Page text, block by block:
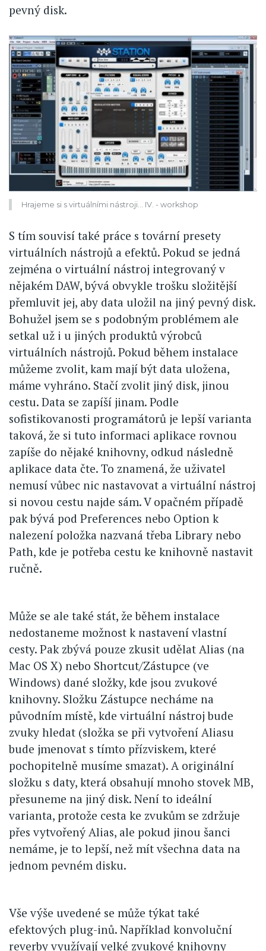
pevný disk.
Hrajeme si s virtuálními nástroji... IV. - workshop
S tím souvisí také práce s tovární presety
virtuálních nástrojů a efektů. Pokud se jedná
zejména o virtuální nástroj integrovaný v
nějakém DAW, bývá obvykle trošku složitější
přemluvit jej, aby data uložil na jiný pevný disk.
Bohužel jsem se s podobným problémem ale
setkal už i u jiných produktů výrobců
virtuálních nástrojů. Pokud během instalace
můžeme zvolit, kam mají být data uložena,
máme vyhráno. Stačí zvolit jiný disk, jinou
cestu. Data se zapíší jinam. Podle
sofistikovanosti programátorů je lepší varianta
taková, že si tuto informaci aplikace rovnou
zapíše do nějaké knihovny, odkud následně
aplikace data čte. To znamená, že uživatel
nemusí vůbec nic nastavovat a virtuální nástroj
si novou cestu najde sám. V opačném případě
pak bývá pod Preferences nebo Option k
nalezení položka nazvaná třeba Library nebo
Path, kde je potřeba cestu ke knihovně nastavit
ručně.
Může se ale také stát, že během instalace
nedostaneme možnost k nastavení vlastní
cesty. Pak zbývá pouze zkusit udělat Alias (na
Mac OS X) nebo Shortcut/Zástupce (ve
Windows) dané složky, kde jsou zvukové
knihovny. Složku Zástupce necháme na
původním místě, kde virtuální nástroj bude
zvuky hledat (složka se při vytvoření Aliasu
bude jmenovat s tímto přízviskem, které
pochopitelně musíme smazat). A originální
složku s daty, která obsahují mnoho stovek MB,
přesuneme na jiný disk. Není to ideální
varianta, protože cesta ke zvukům se zdržuje
přes vytvořený Alias, ale pokud jinou šanci
nemáme, je to lepší, než mít všechna data na
jednom pevném disku.
Vše výše uvedené se může týkat také
efektových plug-inů. Například konvoluční
reverby využívají velké zvukové knihovny